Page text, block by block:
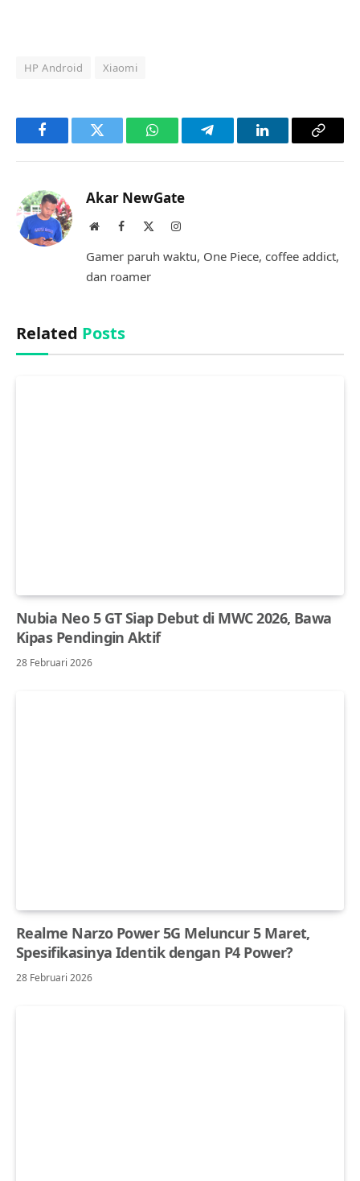
HP Android Xiaomi
FacebookTwitter WhatsAppTelegramLinkedInCopy
Akar NewGate
WebsiteFacebook Instagram
Gamer paruh waktu, One Piece, coffee addict,
dan roamer
Related Posts
Nubia Neo 5 GT Siap Debut di MWC 2026, Bawa
Kipas Pendingin Aktif
28 Februari 2026
Realme Narzo Power 5G Meluncur 5 Maret,
Spesifikasinya Identik dengan P4 Power?
28 Februari 2026